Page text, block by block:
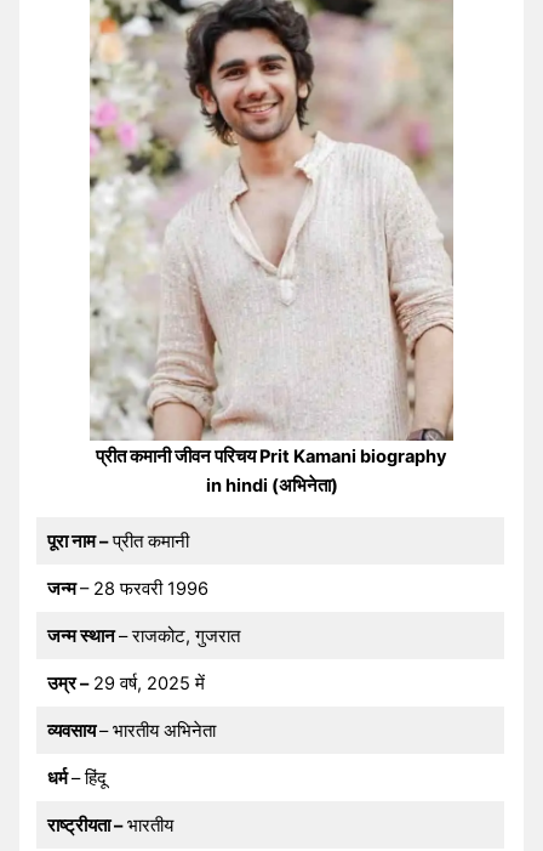
प्रीत कमानी जीवन परिचय Prit Kamani biography
in hindi (अभिनेता)
पूरा नाम –प्रीत कमानी
जन्म– 28 फरवरी 1996
जन्म स्थान– राजकोट, गुजरात
उम्र –29 वर्ष, 2025 में
व्यवसाय– भारतीय अभिनेता
धर्म– हिंदू
राष्ट्रीयता –भारतीय